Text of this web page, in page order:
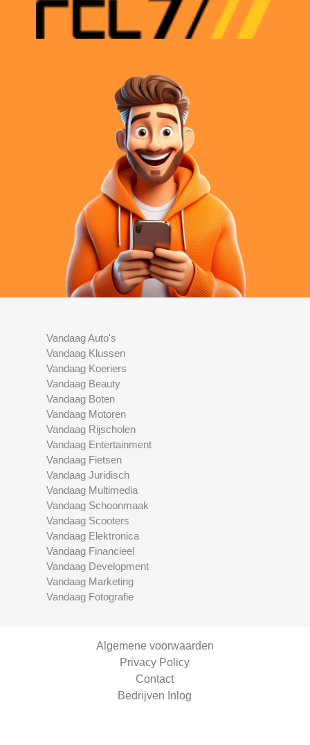
Vandaag Auto's
Vandaag Klussen
Vandaag Koeriers
Vandaag Beauty
Vandaag Boten
Vandaag Motoren
Vandaag Rijscholen
Vandaag Entertainment
Vandaag Fietsen
Vandaag Juridisch
Vandaag Multimedia
Vandaag Schoonmaak
Vandaag Scooters
Vandaag Elektronica
Vandaag Financieel
Vandaag Development
Vandaag Marketing
Vandaag Fotografie
Algemene voorwaarden
Privacy Policy
Contact
Bedrijven Inlog